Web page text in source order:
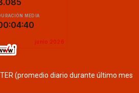
(promedio diario durante último mes